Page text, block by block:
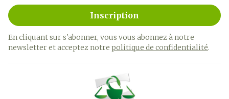
Inscription
En cliquant sur s'abonner, vous vous abonnez à notre
newsletter et acceptez notre politique de confidentialité.